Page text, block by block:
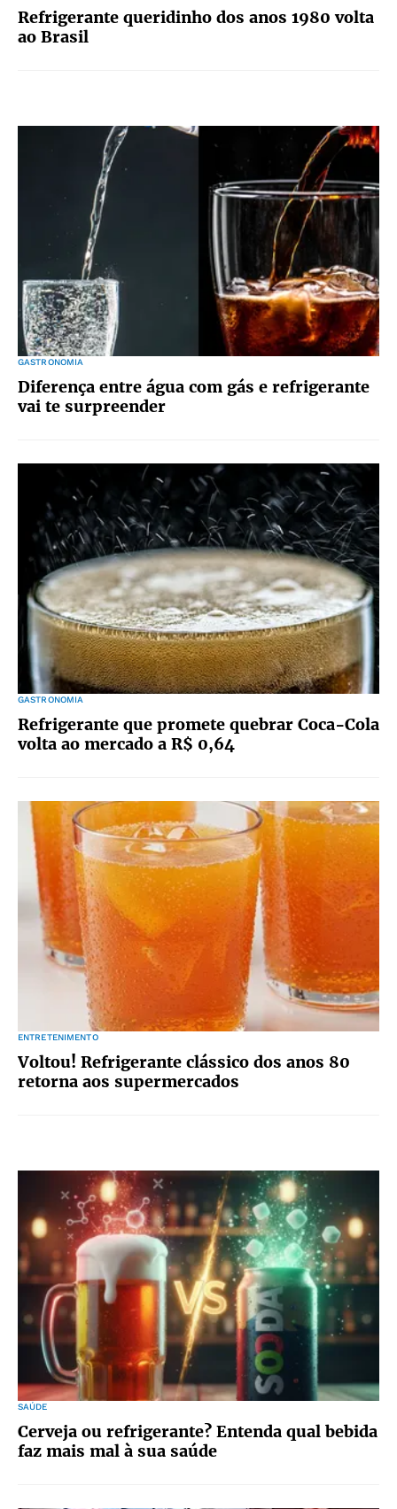
Refrigerante queridinho dos anos 1980 volta
ao Brasil
GASTRONOMIA
Diferença entre água com gás e refrigerante
vai te surpreender
GASTRONOMIA
Refrigerante que promete quebrar Coca-Cola
volta ao mercado a R$ 0,64
ENTRETENIMENTO
Voltou! Refrigerante clássico dos anos 80
retorna aos supermercados
SAÚDE
Cerveja ou refrigerante? Entenda qual bebida
faz mais mal à sua saúde